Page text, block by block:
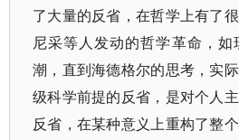
了大量的反省，在哲学上有了
尼采等人发动的哲学革命，
潮，直到海德格尔的思考，实
级科学前提的反省，是对个人
反省，在某种意义上重构了整